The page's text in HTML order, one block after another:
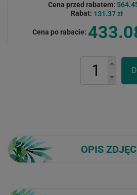
Cena przed rabatem:
Rabat: 131.37 zł
Cena po rabacie:
OPIS